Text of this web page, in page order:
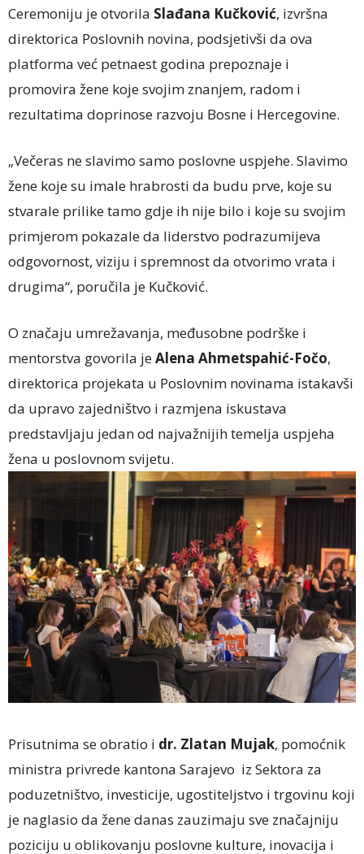
Ceremoniju je otvorila Slađana Kučković, izvršna
direktorica Poslovnih novina, podsjetivši da ova
platforma već petnaest godina prepoznaje i
promovira žene koje svojim znanjem, radom i
rezultatima doprinose razvoju Bosne i Hercegovine.
„Večeras ne slavimo samo poslovne uspjehe. Slavimo
žene koje su imale hrabrosti da budu prve, koje su
stvarale prilike tamo gdje ih nije bilo i koje su svojim
primjerom pokazale da liderstvo podrazumijeva
odgovornost, viziju i spremnost da otvorimo vrata i
drugima“, poručila je Kučković.
O značaju umrežavanja, međusobne podrške i
mentorstva govorila jeAlena Ahmetspahić-Fočo,
direktorica projekata u Poslovnim novinama istakavši
da upravo zajedništvo i razmjena iskustava
predstavljaju jedan od najvažnijih temelja uspjeha
žena u poslovnom svijetu.
Prisutnima se obratio i dr. Zlatan Mujak, pomoćnik
ministra privrede kantona Sarajevo iz Sektora za
poduzetništvo, investicije, ugostiteljstvo i trgovinu koji
je naglasio da žene danas zauzimaju sve značajniju
poziciju u oblikovanju poslovne kulture, inovacija i